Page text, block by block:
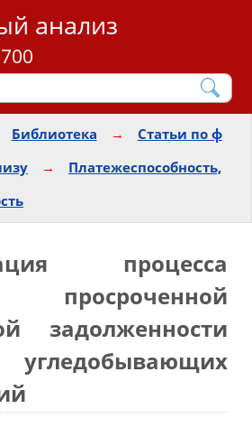
анализ
Библиотека →
Статьи по ф
→
Платежеспособность,
процесса
просроченной
задолженности